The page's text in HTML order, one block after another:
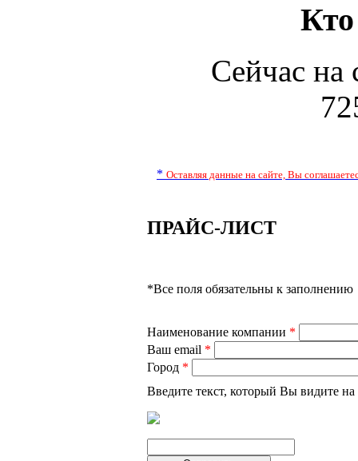
Кто
Сейчас на
* Оставляя данные на сайте, Вы
ПРАЙС-ЛИСТ
*Все поля обязательны к заполнению
Наименование компании *
Ваш email *
Город*
Введите текст, который Вы видите